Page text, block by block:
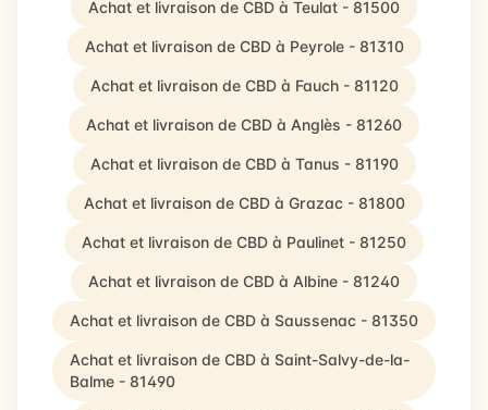
Achat et livraison de CBD à Teulat - 81500
Achat et livraison de CBD à Peyrole - 81310
Achat et livraison de CBD à Fauch - 81120
Achat et livraison de CBD à Anglès - 81260
Achat et livraison de CBD à Tanus - 81190
Achat et livraison de CBD à Grazac - 81800
Achat et livraison de CBD à Paulinet - 81250
Achat et livraison de CBD à Albine - 81240
Achat et livraison de CBD à Saussenac - 81350
Achat et livraison de CBD à Saint-Salvy-de-la-
Balme - 81490